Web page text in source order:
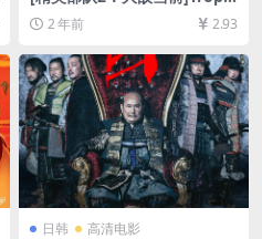
de Elite 2 – O Inimigo Agor
a É Outro (2010)[百度网盘
+夸克网盘1080P超清未删减
资源][网盘在线播放/下载][MP
4/7.4GB][中英字幕]
2 年前 2.93
日韩 高清电影